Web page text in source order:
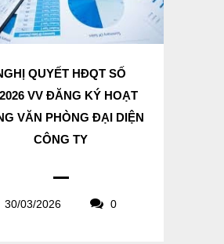
QUYẾT HĐQT SỐ
VV ĐĂNG KÝ HOẠT
VĂN PHÒNG ĐẠI DIỆN
CÔNG TY
30/03/2026 0